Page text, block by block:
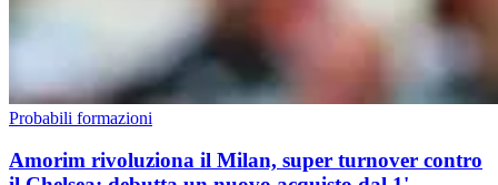
Probabili formazioni
Amorim rivoluziona il Milan, super turnover contro